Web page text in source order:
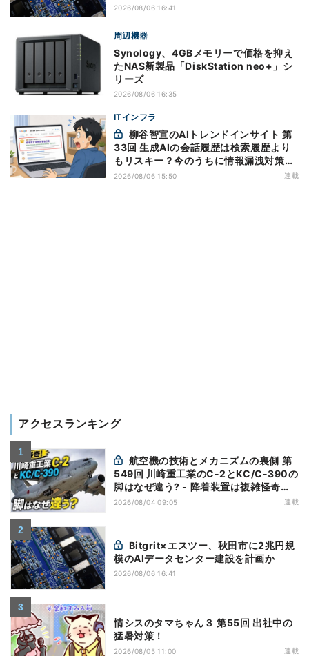
2026/08/06 16:41
周辺機器
Synology、4GBメモリーで価格を抑え
たNAS新製品「DiskStation neo+」シ
リーズ
2026/08/06 16:35
ITインフラ
33回 生成AIの会話履歴は検索履歴より
もリスキー？今のうちに情報漏洩対策を
万全にしておこう
2026/08/06 15:50 連載
アクセスランキング
549回 川崎重工業のC-2とKC/C-390の
脚はなぜ違う? - 降着装置は複雑怪奇
(5)|軍用輸送機(10)
2026/08/04 09:05 連載
模のAIデータセンター建設を計画か
2026/08/06 16:41
情シスのタマちゃん３ 第55回 出社中の
猛暑対策！
2026/08/05 11:00 連載